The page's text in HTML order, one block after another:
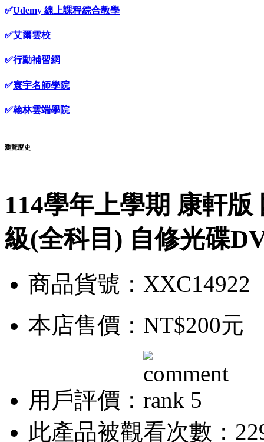
✅Udemy 線上課程綜合教學
✅艾爾雲校
✅行動補習網
✅寰宇名師學院
✅翰林雲端學院
瀏覽歷史
114學年上學期 康軒
級(全科目) 自修光碟
商品貨號：XXC14922
本店售價： NT$200元
用戶評價：
此產品被觀看次數：